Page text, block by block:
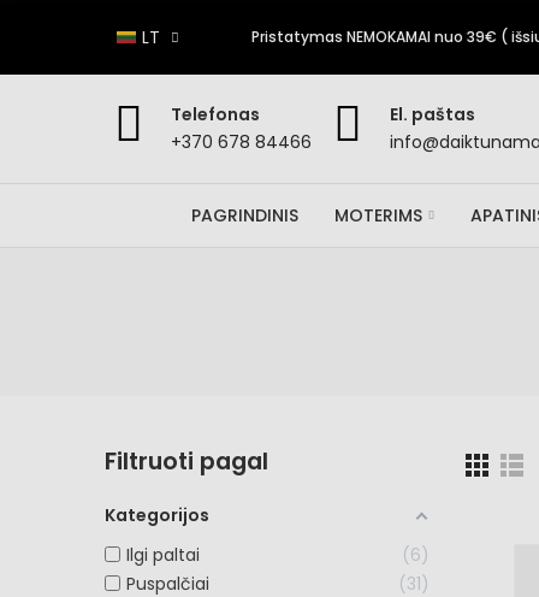
LT Pristatymas NEMOKAMAI nuo 39€ (
Telefonas
+370 678 84466
El. paštas
PAGRINDINIS MOTERIMS
Filtruoti pagal
Kategorijos
Ilgi paltai
6
Puspalčiai
31